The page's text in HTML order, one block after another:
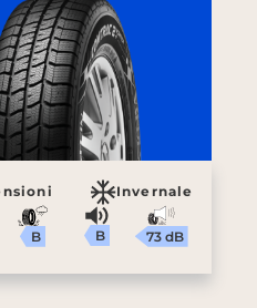
Invernale
B B 73 dB